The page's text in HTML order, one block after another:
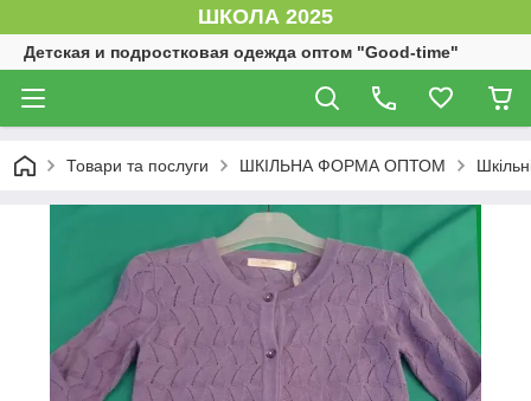
ШКОЛА 2025
Детская и подростковая одежда оптом "Good-time"
Товари та послуги ШКІЛЬНА ФОРМА ОПТОМ